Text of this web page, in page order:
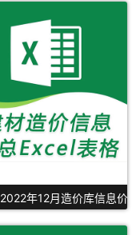
载 年12月造价库信息价